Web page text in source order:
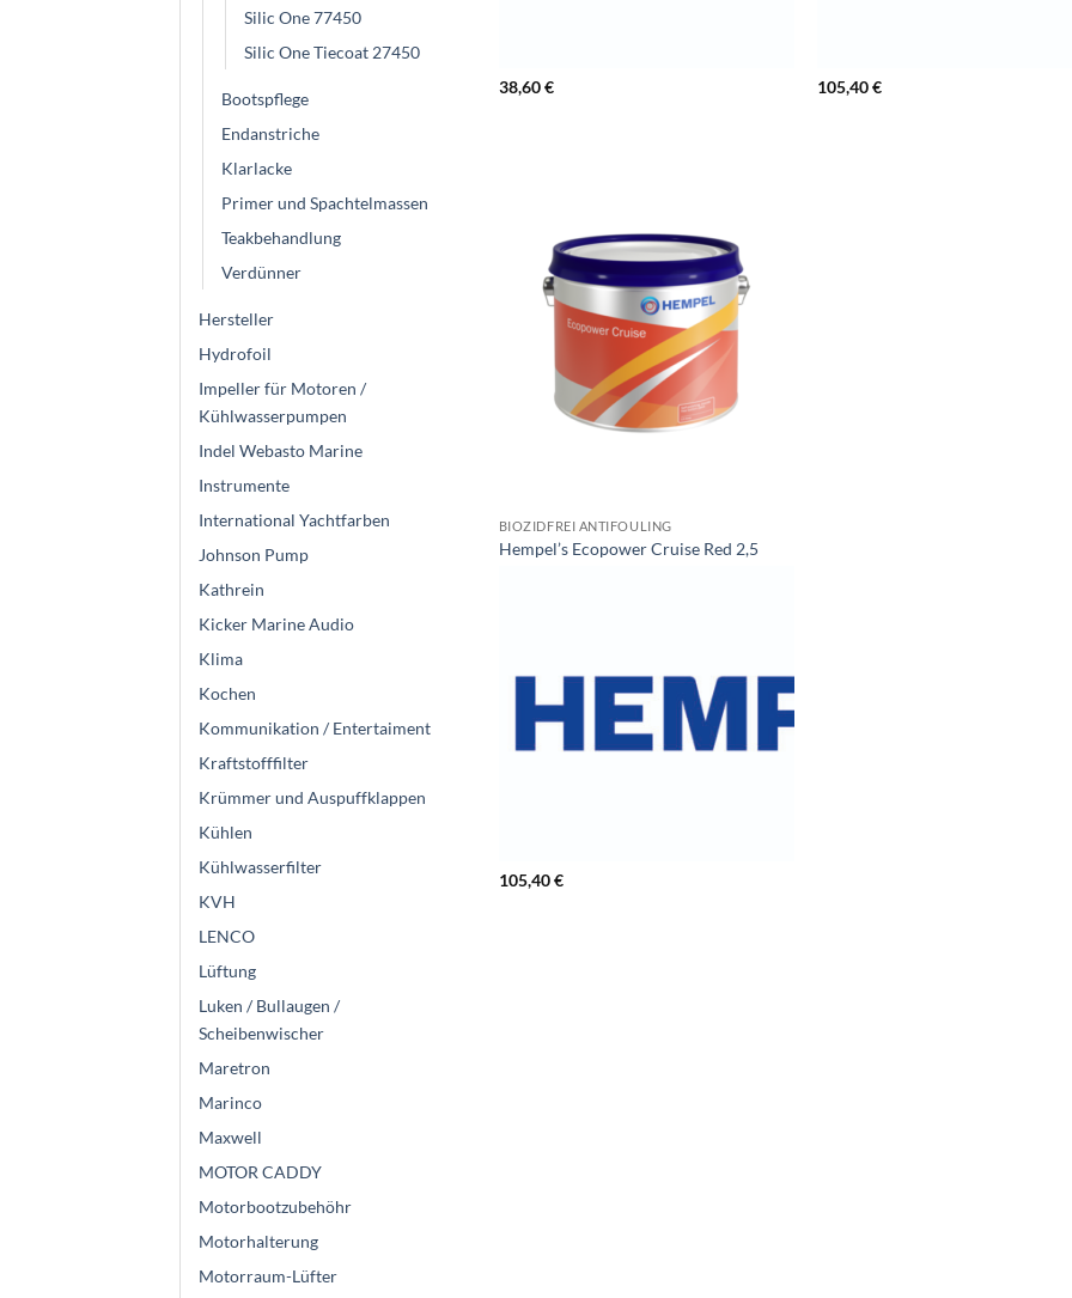
Silic One 77450
Silic One Tiecoat 27450
Bootspflege
Endanstriche
Klarlacke
Primer und Spachtelmassen
Teakbehandlung
Verdünner
Hersteller
Hydrofoil
Impeller für Motoren /
Kühlwasserpumpen
Indel Webasto Marine
Instrumente
International Yachtfarben
Johnson Pump
Kathrein
Kicker Marine Audio
Klima
Kochen
Kommunikation / Entertaiment
Kraftstofffilter
Krümmer und Auspuffklappen
Kühlen
Kühlwasserfilter
KVH
LENCO
Lüftung
Luken / Bullaugen /
Scheibenwischer
Maretron
Marinco
Maxwell
MOTOR CADDY
Motorbootzubehöhr
Motorhalterung
Motorraum-Lüfter
38,60€ 105,40€
BIOZIDFREI ANTIFOULING
Hempel’s Ecopower Cruise Red 2,5
105,40€